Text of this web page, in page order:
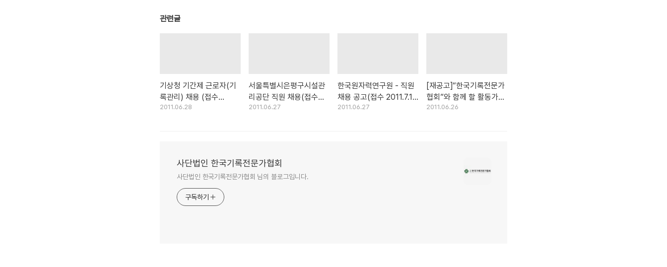
관련글
기상청 기간제 근로자(기
록관리) 채용 (접수
2011.6.23. ～ 2011.6.29.
2011.06.28
서울특별시은평구시설관
리공단 직원 채용(접수
6.20~7.4)
2011.06.27
한국원자력연구원 - 직원
채용 공고(접수 2011.7.1 -
2011.7.15)
2011.06.27
[재공고]“한국기록전문가
협회”와 함께 할 활동가를
찾습니다.
2011.06.26
사단법인 한국기록전문가협회
사단법인 한국기록전문가협회 님의 블로그입니다.
구독하기